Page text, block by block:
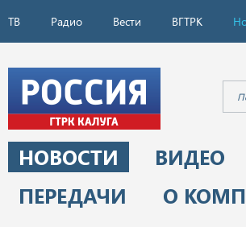
ТВ Радио Вести ВГТРК
НОВОСТИ ВИДЕО
ПЕРЕДАЧИ
О